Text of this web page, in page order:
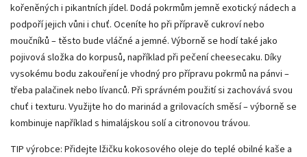
kořeněných i pikantních jídel. Dodá pokrmům jemně exotický nádech a
podpoří jejich vůni i chuť. Oceníte ho při přípravě cukroví nebo
moučníků – těsto bude vláčné a jemné. Výborně se hodí také jako
pojivová složka do korpusů, například při pečení cheesecaku. Díky
vysokému bodu zakouření je vhodný pro přípravu pokrmů na pánvi –
třeba palačinek nebo lívanců. Při správném použití si zachovává svou
chuť i texturu. Využijte ho do marinád a grilovacích směsí – výborně se
kombinuje například s himalájskou solí a citronovou trávou.
TIP výrobce: Přidejte lžičku kokosového oleje do teplé obilné kaše a